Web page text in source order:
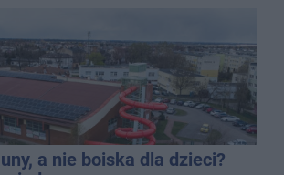
a nie boiska dla dzieci?